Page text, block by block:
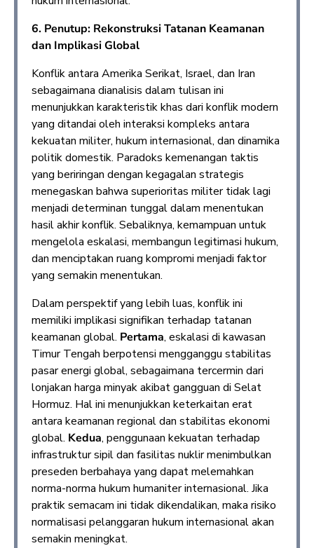
6. Penutup: Rekonstruksi Tatanan Keamanan
dan Implikasi Global
Konflik antara Amerika Serikat, Israel, dan Iran
sebagaimana dianalisis dalam tulisan ini
menunjukkan karakteristik khas dari konflik modern
yang ditandai oleh interaksi kompleks antara
kekuatan militer, hukum internasional, dan dinamika
politik domestik. Paradoks kemenangan taktis
yang beriringan dengan kegagalan strategis
menegaskan bahwa superioritas militer tidak lagi
menjadi determinan tunggal dalam menentukan
hasil akhir konflik. Sebaliknya, kemampuan untuk
mengelola eskalasi, membangun legitimasi hukum,
dan menciptakan ruang kompromi menjadi faktor
yang semakin menentukan.
Dalam perspektif yang lebih luas, konflik ini
memiliki implikasi signifikan terhadap tatanan
keamanan global. Pertama, eskalasi di kawasan
Timur Tengah berpotensi mengganggu stabilitas
pasar energi global, sebagaimana tercermin dari
lonjakan harga minyak akibat gangguan di Selat
Hormuz. Hal ini menunjukkan keterkaitan erat
antara keamanan regional dan stabilitas ekonomi
global. Kedua, penggunaan kekuatan terhadap
infrastruktur sipil dan fasilitas nuklir menimbulkan
preseden berbahaya yang dapat melemahkan
norma-norma hukum humaniter internasional. Jika
praktik semacam ini tidak dikendalikan, maka risiko
normalisasi pelanggaran hukum internasional akan
semakin meningkat.